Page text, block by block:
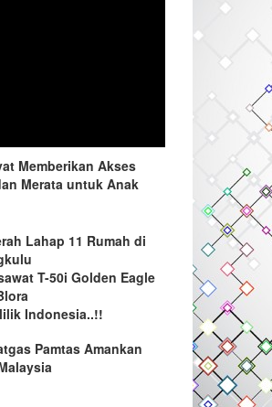
Memberikan Akses
Merata untuk Anak
Lahap 11 Rumah di
T-50i Golden Eagle
Indonesia..!!
Pamtas Amankan